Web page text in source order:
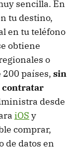
sencilla. En
tu destino,
en tu teléfono
obtiene
o
200 países, sin
contratar
desde
iOS y
comprar,
de datos en